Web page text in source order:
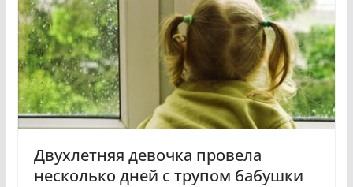
Двухлетняя девочка провела
несколько дней с трупом бабушки